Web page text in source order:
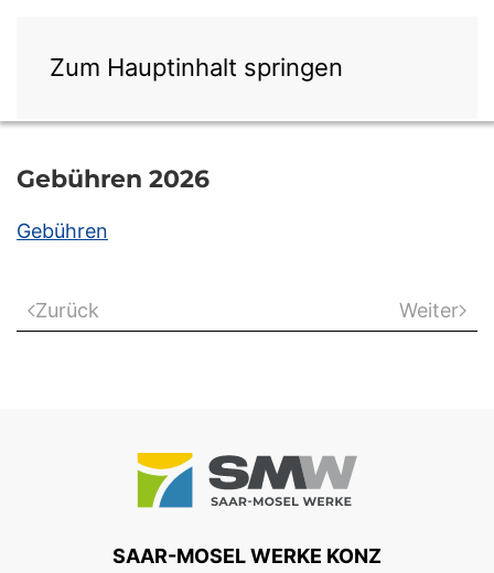
Zum Hauptinhalt springen
Gebühren 2026
Gebühren
Zurück Weiter
SAAR-MOSEL WERKE KONZ